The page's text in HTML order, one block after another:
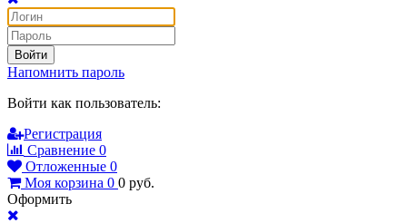
Войти
Напомнить пароль
Войти как пользователь:
Регистрация
Сравнение 0
Отложенные 0
Моя корзина 0 0 руб.
Оформить